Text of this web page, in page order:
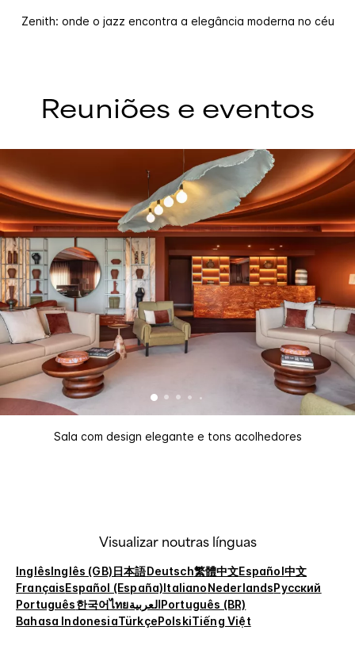
Zenith: onde o jazz encontra a elegância moderna no céu
Reuniões e eventos
Sala com design elegante e tons acolhedores
Visualizar noutras línguas
InglêsInglês (GB)日本語Deutsch繁體中文Español中文
FrançaisEspañol (España)ItalianoNederlandsРусский
Português한국어ไทยالعربيةPortuguês (BR)
Bahasa IndonesiaTürkçePolskiTiếng Việt